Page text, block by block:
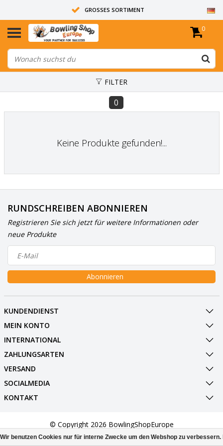
GROSSES SORTIMENT
14 TAGE RÜCKGABERECHT
ALLE BOWLINGKUGELN SIND UNGEBOHRT
0
FILTER
0
Keine Produkte gefunden!...
RUNDSCHREIBEN ABONNIEREN
Registrieren Sie sich jetzt für weitere Informationen oder
neue Produkte
Abonnieren
KUNDENDIENST
MEIN KONTO
INTERNATIONAL
ZAHLUNGSARTEN
VERSAND
SOCIALMEDIA
KONTAKT
© Copyright 2026 BowlingShopEurope
Wir benutzen Cookies nur für interne Zwecke um den Webshop zu